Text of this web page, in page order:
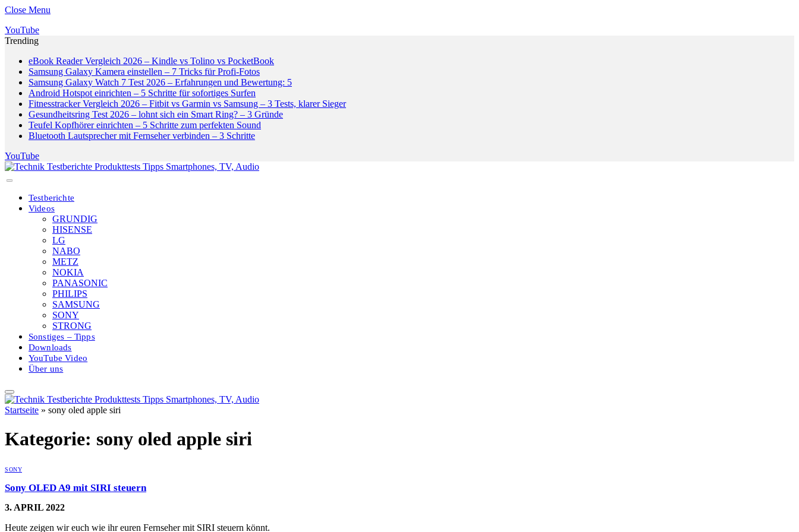
Close Menu
YouTube
Trending
eBook Reader Vergleich 2026 – Kindle vs Tolino vs PocketBook
Samsung Galaxy Kamera einstellen – 7 Tricks für Profi-Fotos
Samsung Galaxy Watch 7 Test 2026 – Erfahrungen und Bewertung: 5
Android Hotspot einrichten – 5 Schritte für sofortiges Surfen
Fitnesstracker Vergleich 2026 – Fitbit vs Garmin vs Samsung – 3 Tests, klarer Sieger
Gesundheitsring Test 2026 – lohnt sich ein Smart Ring? – 3 Gründe
Teufel Kopfhörer einrichten – 5 Schritte zum perfekten Sound
Bluetooth Lautsprecher mit Fernseher verbinden – 3 Schritte
YouTube
Testberichte
Videos
GRUNDIG
HISENSE
LG
NABO
METZ
NOKIA
PANASONIC
PHILIPS
SAMSUNG
SONY
STRONG
Sonstiges – Tipps
Downloads
YouTube Video
Über uns
Startseite » sony oled apple siri
Kategorie: sony oled apple siri
SONY
Sony OLED A9 mit SIRI steuern
3. APRIL 2022
Heute zeigen wir euch wie ihr euren Fernseher mit SIRI steuern könnt.